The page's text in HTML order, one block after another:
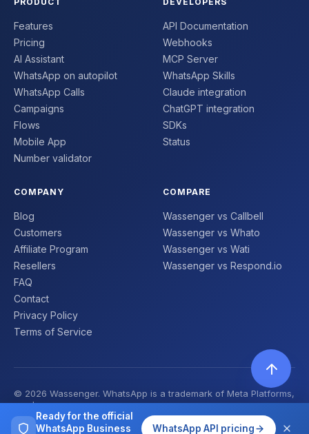
Ready for the official
WhatsApp Business
WhatsApp API pricing
Features
Pricing
AI Assistant
WhatsApp on autopilot
WhatsApp Calls
Campaigns
Flows
Mobile App
Number validator
API Documentation
Webhooks
MCP Server
WhatsApp Skills
Claude integration
ChatGPT integration
SDKs
Status
COMPANY
Blog
Customers
Affiliate Program
Resellers
FAQ
Contact
Privacy Policy
Terms of Service
COMPARE
Wassenger vs Callbell
Wassenger vs Whato
Wassenger vs Wati
Wassenger vs Respond.io
© 2026 Wassenger. WhatsApp is a trademark of Meta Platforms,
Inc. | Made with ❤️